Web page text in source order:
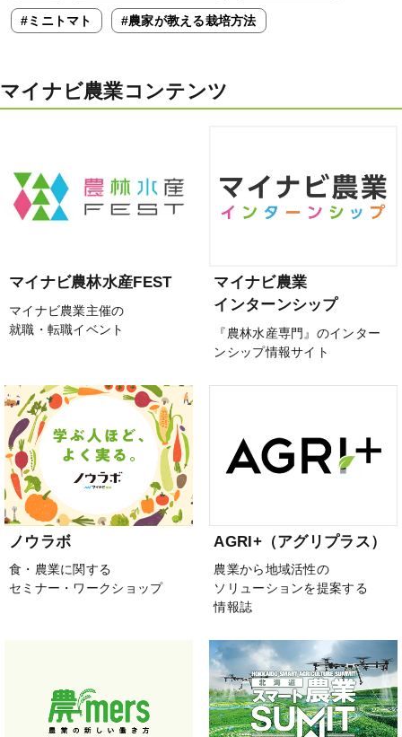
#ミニトマト #農家が教える栽培方法
マイナビ農業コンテンツ
マイナビ農林水産FEST
マイナビ農業主催の
就職・転職イベント
マイナビ農業
インターンシップ
『農林水産専門』のインター
ンシップ情報サイト
ノウラボ
食・農業に関する
セミナー・ワークショップ
AGRI+（アグリプラス）
農業から地域活性の
ソリューションを提案する
情報誌